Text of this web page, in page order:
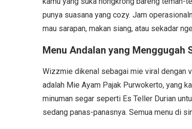
punya suasana yang cozy. Jam
mau sarapan, makan siang, atau sekadar
Menu Andalan yang Menggugah
Wizzmie dikenal sebagai mie viral dengan
adalah Mie Ayam Pajak Purwokerto, yang
minuman segar seperti Es Teller Durian
sedang panas-panasnya. Semua menu di